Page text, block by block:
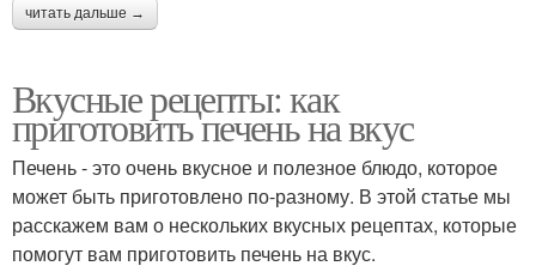
читать дальше →
Вкусные рецепты: как
приготовить печень на вкус
Печень - это очень вкусное и полезное блюдо, которое
может быть приготовлено по-разному. В этой статье мы
расскажем вам о нескольких вкусных рецептах, которые
помогут вам приготовить печень на вкус.